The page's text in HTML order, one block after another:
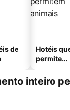
de
Hotéis
permitem
inteiro